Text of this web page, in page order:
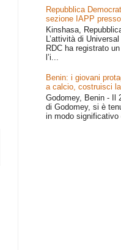
Repubblica
sezione IAPP
Kinshasa,
L’attività di
RDC ha registrato
l’i...
Benin: i giovani
a calcio, costruisci la
Godomey, Benin - Il
di Godomey, si è
in modo significativo